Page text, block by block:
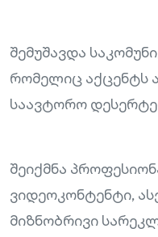
შემუშავდა
რომელიც აქცენტს
საავტორო
შეიქმნა
ვიდეოკონტენტი,
მიზნობრივი